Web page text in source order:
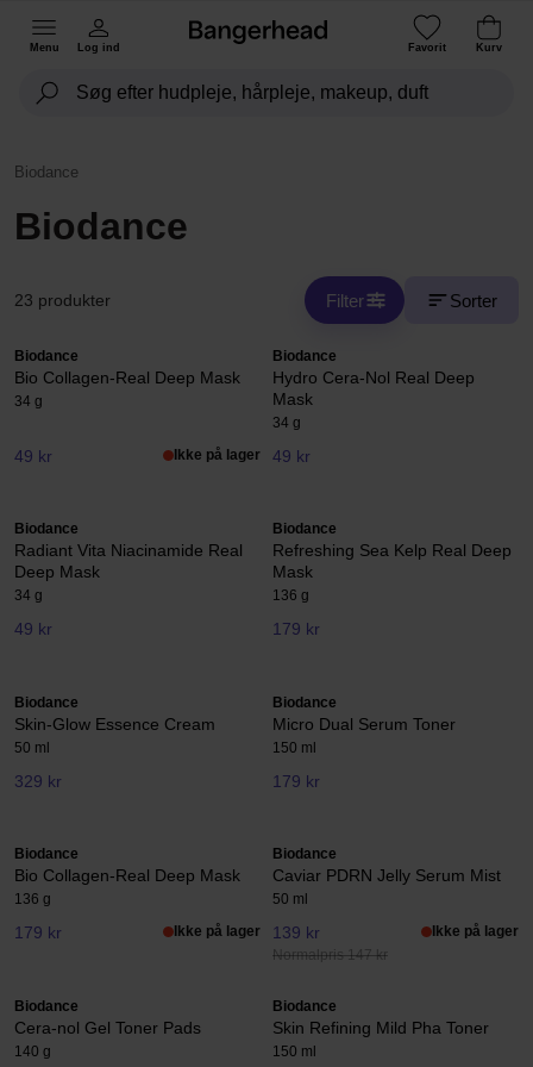
Menu Log ind Favorit Kurv
Biodance
Biodance
23 produkter Filter Sorter
Biodance
Bio Collagen-Real Deep Mask
34 g
49 kr Ikke på lager
Biodance
Hydro Cera-Nol Real Deep
Mask
34 g
49 kr
Biodance
Radiant Vita Niacinamide Real
Deep Mask
34 g
49 kr
Biodance
Refreshing Sea Kelp Real Deep
Mask
136 g
179 kr
Biodance
Skin-Glow Essence Cream
50 ml
329 kr
Biodance
Micro Dual Serum Toner
150 ml
179 kr
Biodance
Bio Collagen-Real Deep Mask
136 g
179 kr Ikke på lager
Biodance
Caviar PDRN Jelly Serum Mist
50 ml
139 kr
Normalpris 147 kr
Ikke på lager
Biodance
Cera-nol Gel Toner Pads
140 g
Biodance
Skin Refining Mild Pha Toner
150 ml